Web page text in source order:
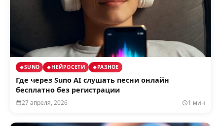
SUNO НЕЙРОСЕТИ РАЗНОЕ
Где через Suno AI слушать песни онлайн
бесплатно без регистрации
27 апреля, 2026 1 мин